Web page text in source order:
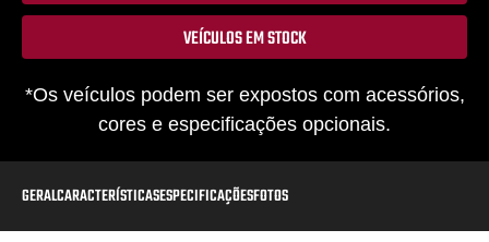
VEÍCULOS EM STOCK
*Os veículos podem ser expostos com acessórios,
cores e especificações opcionais.
GERALCARACTERÍSTICASESPECIFICAÇÕESFOTOS